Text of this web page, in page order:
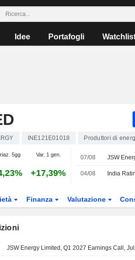
Idee Portafogli
INE121E01018 Produttori di
5gg Var. 1 gen.
+17,39%
07/08
04/08
Finanza Valutazione
JSW Energy Limited, Q1 2027 Earnings Call,